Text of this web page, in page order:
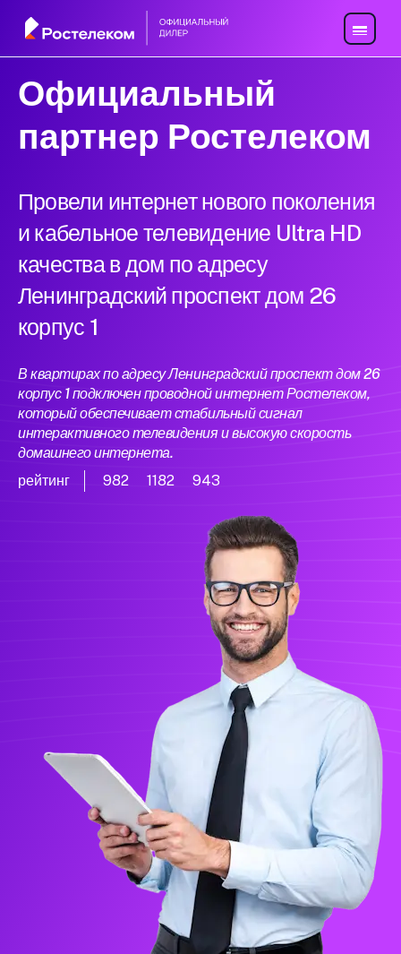
Официальный
партнер Ростелеком
Провели интернет нового поколения
и кабельное телевидение Ultra HD
качества в дом по адресу
Ленинградский проспект дом 26
корпус 1
В квартирах по адресу Ленинградский проспект дом 26
корпус 1 подключен проводной интернет Ростелеком,
который обеспечивает стабильный сигнал
интерактивного телевидения и высокую скорость
домашнего интернета.
рейтинг
982 1182 943